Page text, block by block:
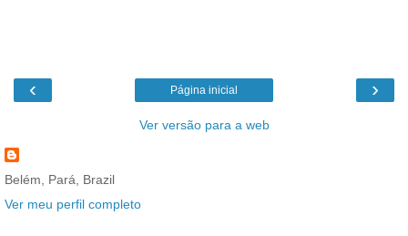
‹ ›
Página inicial
Ver versão para a web
Belém, Pará, Brazil
Ver meu perfil completo